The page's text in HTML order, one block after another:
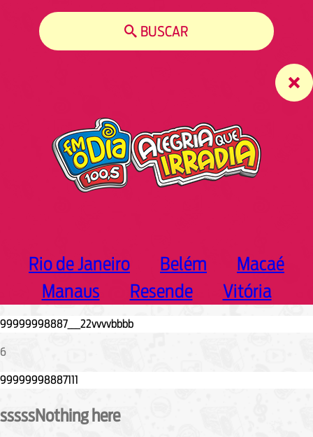
BUSCAR
Rio de Janeiro Belém
Macaé
Manaus
Resende Vitória
6
sssssNothing here